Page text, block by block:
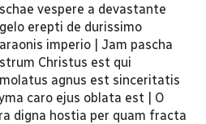
vespere a devastante
erepti de durissimo
imperio | Jam pascha
Christus est qui
agnus est sinceritatis
caro ejus oblata est | O
digna hostia per quam fracta